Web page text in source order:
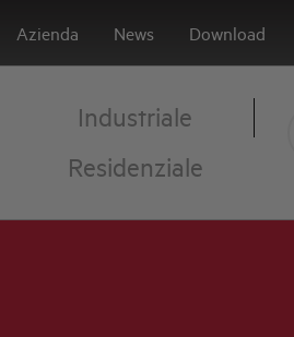
Azienda News Download
Industriale
Residenziale